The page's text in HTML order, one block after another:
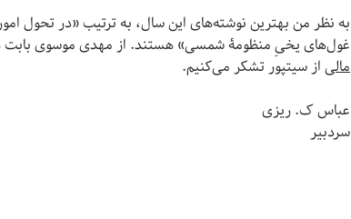
به نظر من بهترین نوشته‌های این سال، به ترتیب «در تحول
غول‌های یخیِ منظومۀ شمسی» هستند. از مهدی موسوی
مالیاز سیتپور تشکر می‌کنیم.
عباس‌ ک. ریزی
سردبیر